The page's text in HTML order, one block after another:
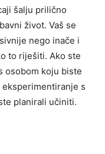
šalju prilično
život. Vaš se
nego inače i
to riješiti. Ako ste
osobom koju biste
eksperimentiranje s
planirali učiniti.